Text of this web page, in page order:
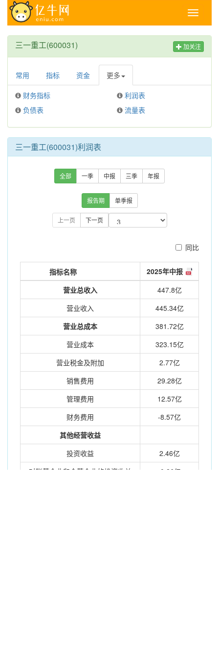
Toggle
三一重工(600031) 加关注
常用 指标 资金 更多
财务指标
利润表
负债表
流量表
三一重工(600031)利润表
全部 一季 中报 三季 年报
报告期 单季报
上一页 下一页
同比
指标名称
2025年中报
营业总收入
447.8亿
营业收入
445.34亿
营业总成本
381.72亿
营业成本
323.15亿
营业税金及附加
2.77亿
销售费用
29.28亿
管理费用
12.57亿
财务费用
-8.57亿
其他经营收益
投资收益
2.46亿
对联营企业和合营企业的投资收益
-0.26亿